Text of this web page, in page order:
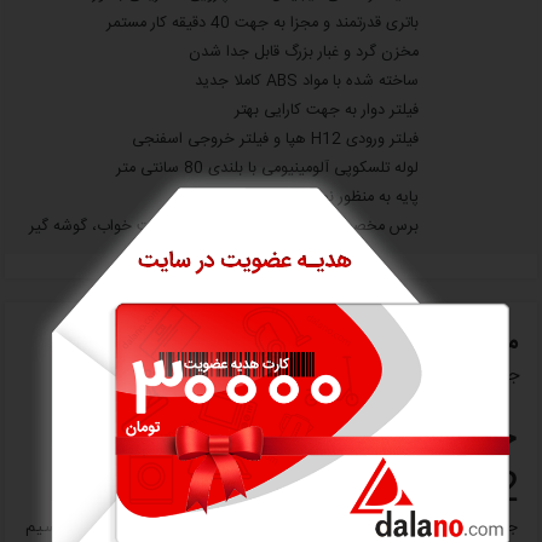
باتری قدرتمند و مجزا به جهت 40 دقیقه کار مستمر
مخزن گرد و غبار بزرگ قابل جدا شدن
ساخته شده با مواد ABS کاملا جدید
فیلتر دوار به جهت کارایی بهتر
فیلتر ورودی H12 هپا و فیلتر خروجی اسفنجی
لوله تلسکوپی آلومینیومی با بلندی 80 سانتی متر
پایه به منظور نصب جارو روی دیوار
برس مخصوص تمیز کردن سطوح مبل و تخت خواب، گوشه گیر
معرفی اجمالی
جارو شارژی زنیت مدل ZHVC1452
جارو شارژی زنیت مدل
ZHVC1452
جارو شارژی زنیت ZHVC1452
یکی از بهترین گزینه‌های جاروهای بدون سیم